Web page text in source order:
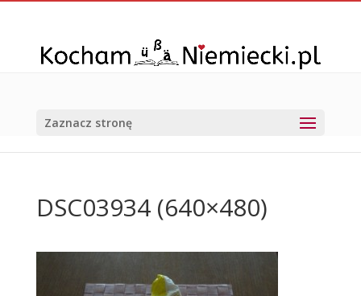
Zaznacz stronę
DSC03934 (640×480)